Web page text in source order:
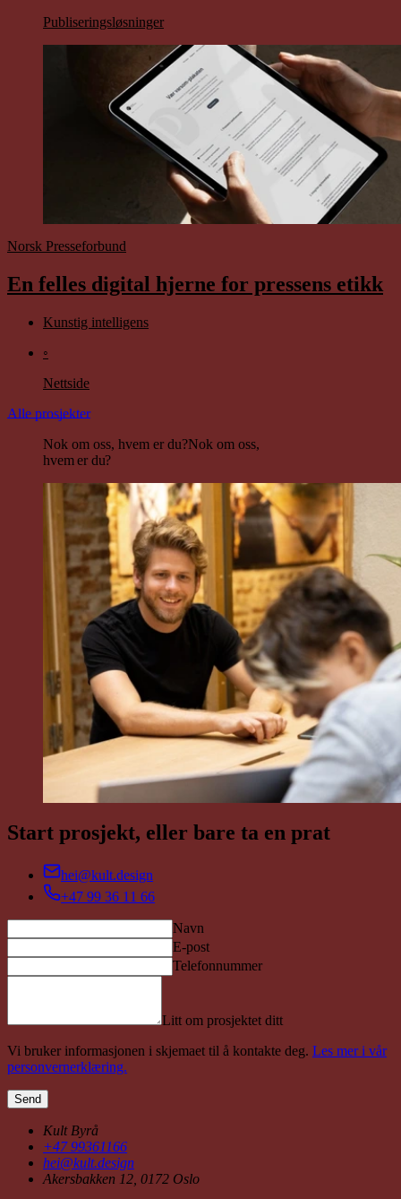
Publiseringsløsninger
Norsk Presseforbund
En felles digital hjerne for pressens etikk
Kunstig intelligens
◦
Nettside
Alle prosjekter
Nok om oss, hvem er du?Nok om oss,
hvem er du?
Start prosjekt, eller bare ta en prat
hei@kult.design
+47 99 36 11 66
Navn
E-post
Telefonnummer
Litt om prosjektet ditt
Vi bruker informasjonen i skjemaet til å kontakte deg. Les mer i vår
personvernerklæring.
Send
Kult Byrå
+47 99361166
hei@kult.design
Akersbakken 12, 0172 Oslo